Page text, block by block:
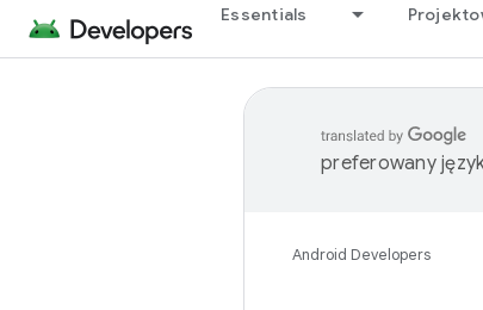
Essentials
preferowany
Android Developers